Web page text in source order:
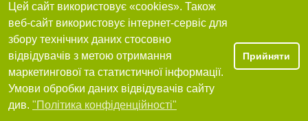
Цей сайт використовує «cookies». Також
веб-сайт використовує інтернет-сервіс для
збору технічних даних стосовно
відвідувачів з метою отримання
маркетингової та статистичної інформації.
Умови обробки даних відвідувачів сайту
див. "Політика конфіденційності"
Прийняти